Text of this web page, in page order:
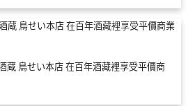
蔵 鳥せい本店 在百年酒藏裡享受平價商